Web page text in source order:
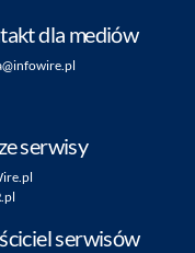
dla mediów
serwisy
serwisów